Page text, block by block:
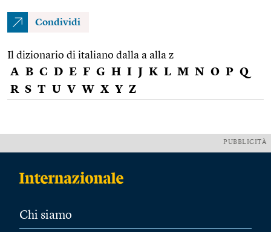
Condividi
Il dizionario di italiano dalla a alla z
A B C D E F G H I J K L M N O P Q
R S T U V W X Y Z
PUBBLICITÀ
Chi siamo